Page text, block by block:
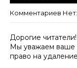
Комментариев Нет:
Дорогие читатели!
Мы уважаем ваше
право на